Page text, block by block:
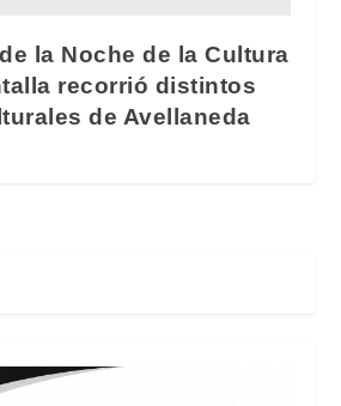
la Noche de la Cultura
recorrió distintos
de Avellaneda